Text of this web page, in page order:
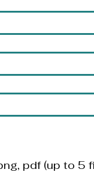
pdf (up to 5